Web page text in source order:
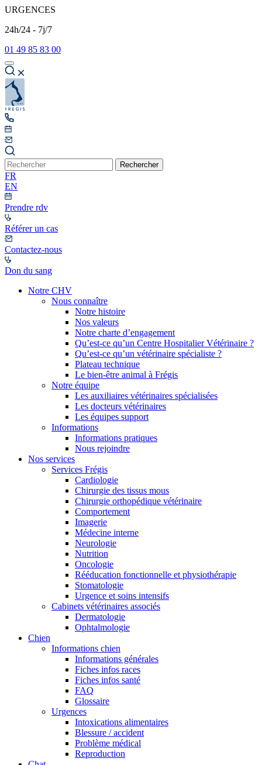
URGENCES
24h/24 - 7j/7
01 49 85 83 00
Rechercher
FR
EN
Prendre rdv
Référer un cas
Contactez-nous
Don du sang
Notre CHV
Nous connaître
Notre histoire
Nos valeurs
Notre charte d’engagement
Qu’est-ce qu’un Centre Hospitalier Vétérinaire ?
Qu’est-ce qu’un vétérinaire spécialiste ?
Plateau technique
Le bien-être animal à Frégis
Notre équipe
Les auxiliaires vétérinaires spécialisées
Les docteurs vétérinaires
Les équipes support
Informations
Informations pratiques
Nous rejoindre
Nos services
Services Frégis
Cardiologie
Chirurgie des tissus mous
Chirurgie orthopédique vétérinaire
Comportement
Imagerie
Médecine interne
Neurologie
Nutrition
Oncologie
Rééducation fonctionnelle et physiothérapie
Stomatologie
Urgence et soins intensifs
Cabinets vétérinaires associés
Dermatologie
Ophtalmologie
Chien
Informations chien
Informations générales
Fiches infos races
Fiches infos santé
FAQ
Glossaire
Urgences
Intoxications alimentaires
Blessure / accident
Problème médical
Reproduction